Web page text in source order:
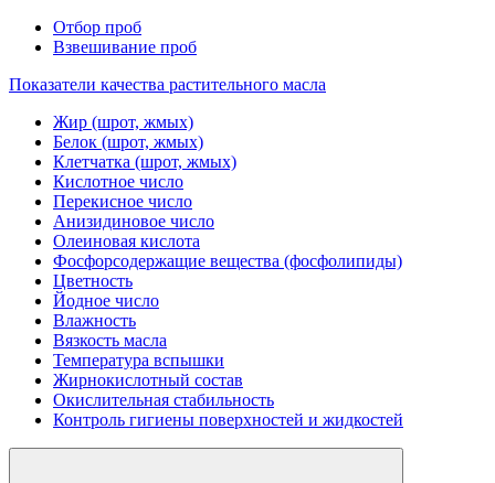
Отбор проб
Взвешивание проб
Показатели качества растительного масла
Жир (шрот, жмых)
Белок (шрот, жмых)
Клетчатка (шрот, жмых)
Кислотное число
Перекисное число
Анизидиновое число
Олеиновая кислота
Фосфорсодержащие вещества (фосфолипиды)
Цветность
Йодное число
Влажность
Вязкость масла
Температура вспышки
Жирнокислотный состав
Окислительная стабильность
Контроль гигиены поверхностей и жидкостей